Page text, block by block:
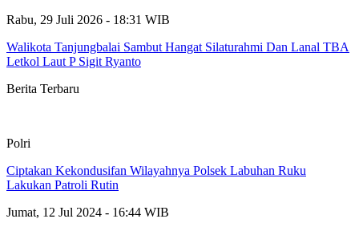
Rabu, 29 Juli 2026 - 18:31 WIB
Walikota Tanjungbalai Sambut Hangat Silaturahmi Dan Lanal TBA
Letkol Laut P Sigit Ryanto
Berita Terbaru
Polri
Ciptakan Kekondusifan Wilayahnya Polsek Labuhan Ruku
Lakukan Patroli Rutin
Jumat, 12 Jul 2024 - 16:44 WIB